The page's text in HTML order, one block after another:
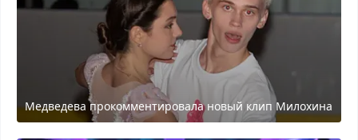
Медведева прокомментировала новый клип Милохина